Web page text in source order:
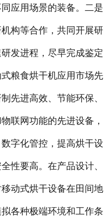
应用场景的装备。二是
构等合作，共同开展研
发进程，尽早完成鉴定
粮食烘干机应用市场先
先进高效、节能环保、
联网功能的先进设备，
字化管控，提高烘干设
性要高。在产品设计、
动式烘干设备在田间地
各种极端环境和工作条